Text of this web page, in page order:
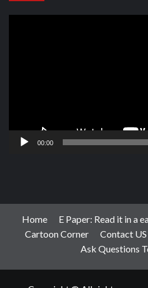
00:00
Home E Paper: Read it in a
Cartoon Corner
Contact US
Ask Questions